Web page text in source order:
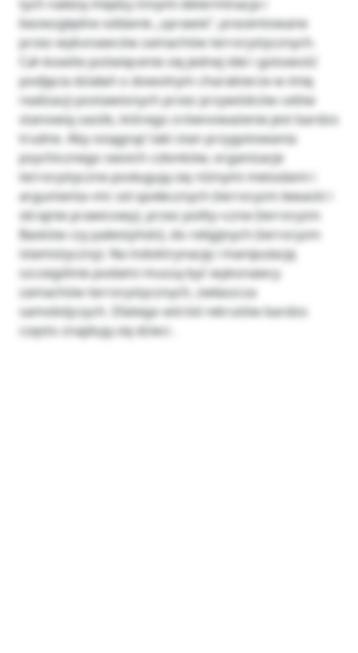
tych należą między innymi determinacja i
bezwzględne oddanie „sprawie”, prezentowane
przez wykonawców zamachów terrorystycznych.
Cał¬kowite poświęcenie się jednej idei i gotowość
podjęcia działań o dowolnym charakterze w imię
realizacji postawionych przez przywódców celów
stanowią zasób, którego zrównoważenie jest bardzo
trudne. Aby osiągnąć taki stan przygotowania
psychicznego swoich członków, organizacje
terrorystyczne posługują się różnymi metodami i
argumenta¬mi: od społecznych (terroryzm lewacki i
skrajnie prawicowy), przez polity¬czne (terroryzm
Basków czy palestyński), do religijnych (terroryzm
islamistyczny). Na indoktrynację i manipulację
szczególnie podatni muszą być wykonawcy
zamachów terrorystycznych, zwłaszcza
samobójczych. Dlatego wśród rekrutów bardzo
często znajdują się dzieci .